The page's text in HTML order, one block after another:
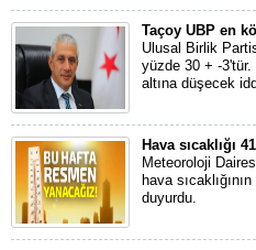
Taçoy UBP en
Ulusal Birlik
yüzde 30 + -
altına düşecek
Hava sıcaklığı
Meteoroloji
hava
duyurdu.